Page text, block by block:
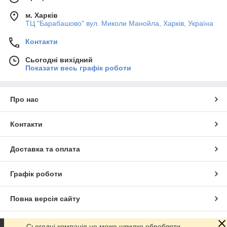
м. Харків
ТЦ "Барабашово" вул. Миколи Манойла, Харків, Україна
Контакти
Сьогодні вихідний
Показати весь графік роботи
Про нас
Контакти
Доставка та оплата
Графік роботи
Повна версія сайту
Сайт створено на маркетплейсіProm.ua